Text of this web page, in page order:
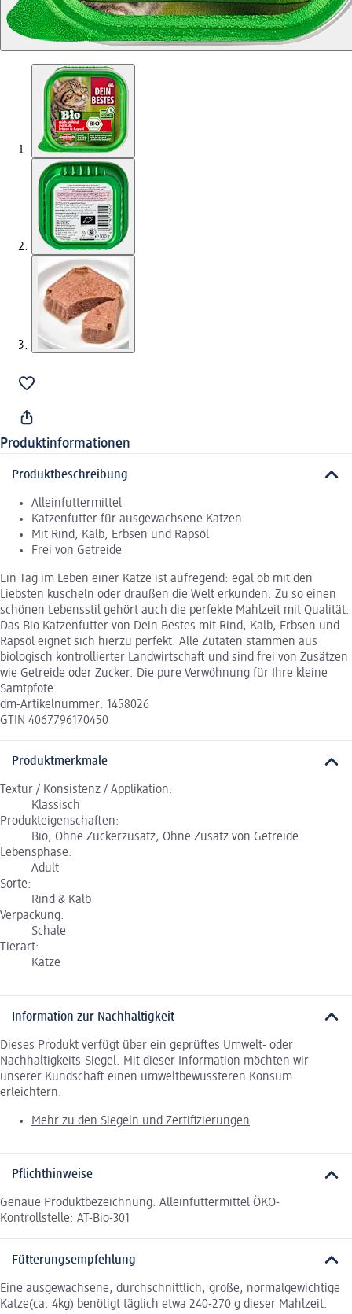
Produktinformationen
Produktbeschreibung
Alleinfuttermittel
Katzenfutter für ausgewachsene Katzen
Mit Rind, Kalb, Erbsen und Rapsöl
Frei von Getreide
Ein Tag im Leben einer Katze ist aufregend: egal ob mit den
Liebsten kuscheln oder draußen die Welt erkunden. Zu so einen
schönen Lebensstil gehört auch die perfekte Mahlzeit mit Qualität.
Das Bio Katzenfutter von Dein Bestes mit Rind, Kalb, Erbsen und
Rapsöl eignet sich hierzu perfekt. Alle Zutaten stammen aus
biologisch kontrollierter Landwirtschaft und sind frei von Zusätzen
wie Getreide oder Zucker. Die pure Verwöhnung für Ihre kleine
Samtpfote.
dm-Artikelnummer: 1458026
GTIN 4067796170450
Produktmerkmale
Textur / Konsistenz / Applikation:
Klassisch
Produkteigenschaften:
Bio, Ohne Zuckerzusatz, Ohne Zusatz von Getreide
Lebensphase:
Adult
Sorte:
Rind & Kalb
Verpackung:
Schale
Tierart:
Katze
Information zur Nachhaltigkeit
Dieses Produkt verfügt über ein geprüftes Umwelt- oder
Nachhaltigkeits-Siegel. Mit dieser Information möchten wir
unserer Kundschaft einen umweltbewussteren Konsum
erleichtern.
Mehr zu den Siegeln und Zertifizierungen
Pflichthinweise
Genaue Produktbezeichnung: Alleinfuttermittel ÖKO-
Kontrollstelle: AT-Bio-301
Fütterungsempfehlung
Eine ausgewachsene, durchschnittlich, große, normalgewichtige
Katze(ca. 4kg) benötigt täglich etwa 240-270 g dieser Mahlzeit.